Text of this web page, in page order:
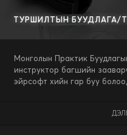
ТУРШИЛТЫН БУУДЛАГА/
Монголын Практик
инструктор багшийн
эйрсофт хийн гар буу